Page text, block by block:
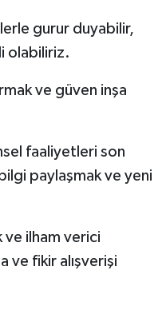
gurur duyabilir,
olabiliriz.
ve güven inşa
faaliyetleri son
paylaşmak ve yeni
ve ilham verici
ve fikir alışverişi